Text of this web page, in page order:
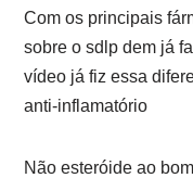
Com os principais
sobre o sdlp dem já
vídeo já fiz essa
anti-inflamatório
Não esteróide ao